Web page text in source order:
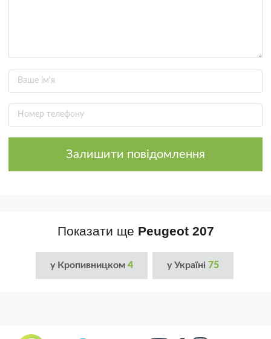
Залишити повідомлення
Показати ще Peugeot 207
у Кропивницком 4 у Україні 75